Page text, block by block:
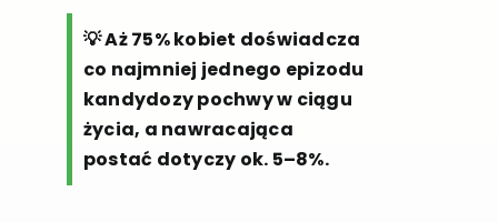
💡 Aż 75% kobiet doświadcza
co najmniej jednego epizodu
kandydozy pochwy w ciągu
życia, a nawracająca
postać dotyczy ok. 5–8%.